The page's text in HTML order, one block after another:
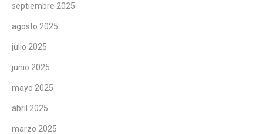
septiembre 2025
agosto 2025
julio 2025
junio 2025
mayo 2025
abril 2025
marzo 2025